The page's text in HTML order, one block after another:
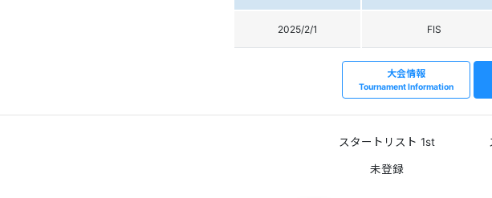
2025/2/1 FIS
大会情報
Tournament Information
スタートリスト 1st